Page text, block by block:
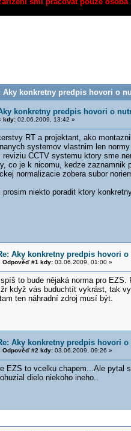
Aky konkretny predpis hovori o
konkretny predpis hovori o
kdy:02.06.2009, 13:42 »
RT a projektant, ako
systemov vlastnim len
reviziu CCTV systemu ktory sme
co je k nicomu, kedze zaznamnik
normalizacie zobera subor
prosim niekto poradit ktory
Aky konkretny predpis hovori
Odpověď #1 kdy:03.06.2009, 01:00 »
to bude nějaká norma pro
když vás buduchtít vykrást, tak
ten náhradní zdroj musí být.
Aky konkretny predpis hovori
Odpověď #2 kdy:03.06.2009, 09:26 »
EZS to vcelku chapem...Ale pytal
dielo niekoho ineho..